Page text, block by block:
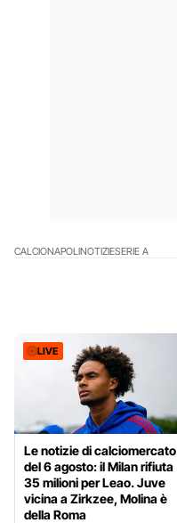
CALCIONAPOLINOTIZIESERIE A
LIVE
Le notizie di calciomercato
del 6 agosto: il Milan rifiuta
35 milioni per Leao. Juve
vicina a Zirkzee, Molina è
della Roma